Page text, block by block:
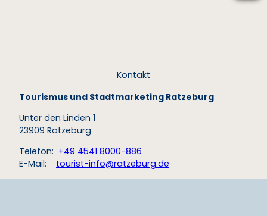
Kontakt
Tourismus und Stadtmarketing Ratzeburg
Unter den Linden 1
23909 Ratzeburg
Telefon: +49 4541 8000-886
E-Mail: tourist-info@ratzeburg.de